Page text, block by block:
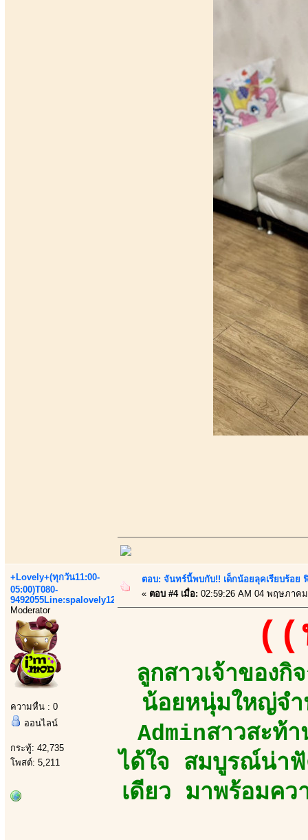
+Lovely+(ทุกวัน11:00-
05:00)T080-
9492055Line:spalovely123
Moderator
ความหื่น : 0
ออนไลน์
กระทู้: 42,735
โพสต์: 5,211
ตอบ: จันทร์นี้พบกับ!! เด็กน้อยลุคเรียบร้อย
« ตอบ #4 เมื่อ: 02:59:26 AM 04 พฤษภาค
((
ลูกสาวเจ้าของ
น้อยหนุ่มใหญ่จ
Adminสาวสะท้
ได้ใจ สมบูรณ์น่า
เดียว มาพร้อมคว